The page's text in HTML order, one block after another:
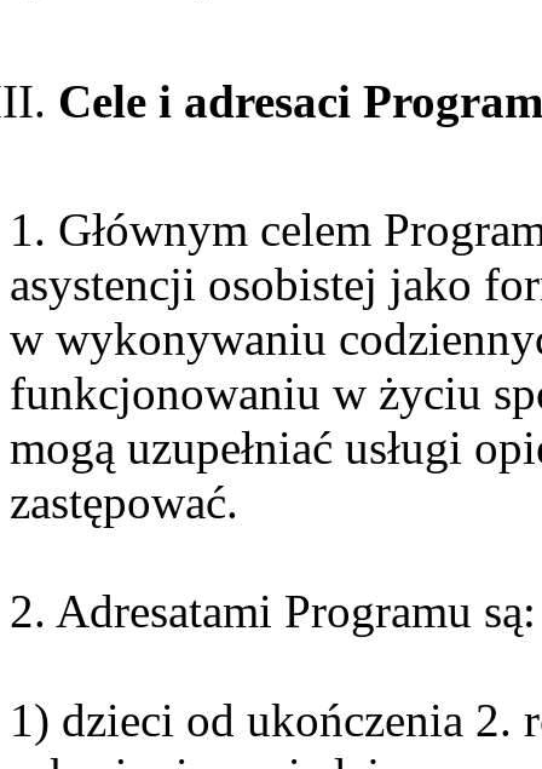
Cele i adresaci
1. Głównym celem
asystencji osobistej jako
w wykonywaniu
funkcjonowaniu w życiu
mogą uzupełniać usługi
zastępować.
2. Adresatami Programu są:
1) dzieci od ukończenia 2.